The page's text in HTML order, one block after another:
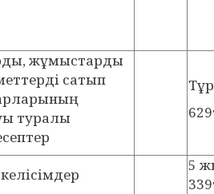
жұмыстарды
сатып
туралы
5